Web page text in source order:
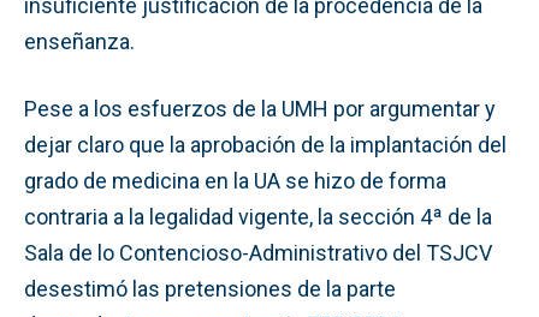
insuficiente justificación de la procedencia de la
enseñanza.
Pese a los esfuerzos de la UMH por argumentar y
dejar claro que la aprobación de la implantación del
grado de medicina en la UA se hizo de forma
contraria a la legalidad vigente, la sección 4ª de la
Sala de lo Contencioso-Administrativo del TSJCV
desestimó las pretensiones de la parte